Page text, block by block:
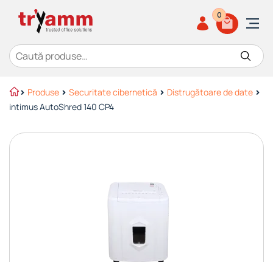
Caută după:
0
Produse Securitate cibernetică
Distrugătoare de date
intimus AutoShred 140 CP4